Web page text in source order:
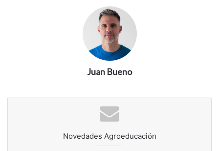
Juan Bueno
Novedades Agroeducación